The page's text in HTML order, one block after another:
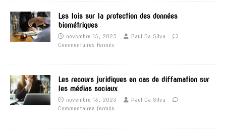
Les lois sur la protection des données
biométriques
novembre 15, 2023
Paul Da Silva
Commentaires fermés
Les recours juridiques en cas de diffamation sur
les médias sociaux
novembre 13, 2023
Paul Da Silva
Commentaires fermés